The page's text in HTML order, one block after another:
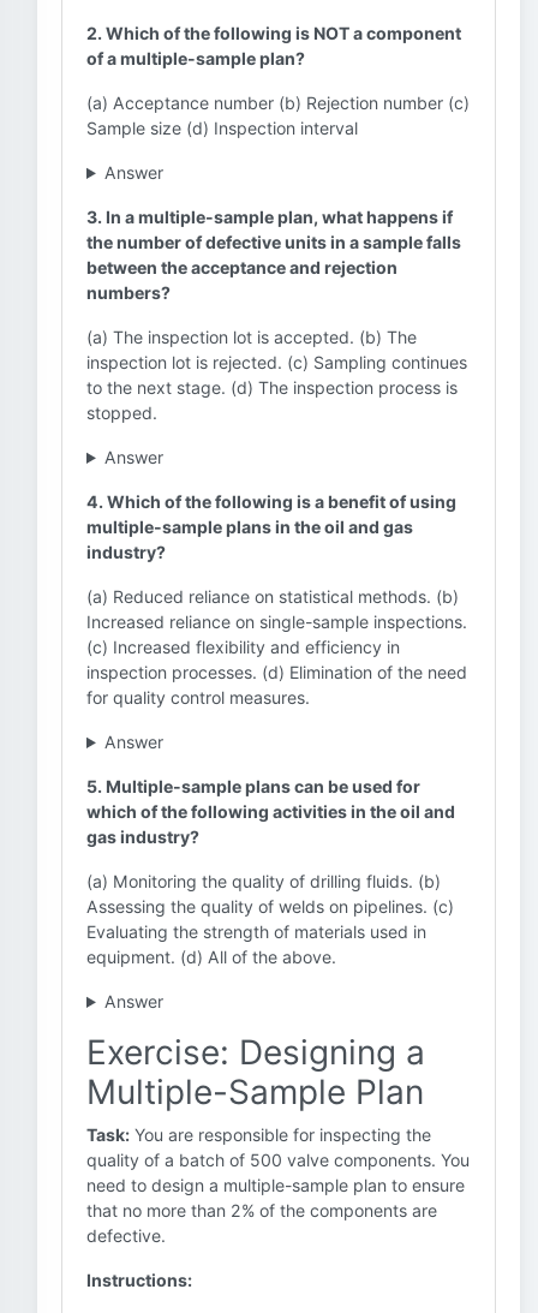
2. Which of the following is NOT a component
of a multiple-sample plan?
(a) Acceptance number (b) Rejection number (c)
Sample size (d) Inspection interval
Answer
3. In a multiple-sample plan, what happens if
the number of defective units in a sample falls
between the acceptance and rejection
numbers?
(a) The inspection lot is accepted. (b) The
inspection lot is rejected. (c) Sampling continues
to the next stage. (d) The inspection process is
stopped.
Answer
4. Which of the following is a benefit of using
multiple-sample plans in the oil and gas
industry?
(a) Reduced reliance on statistical methods. (b)
Increased reliance on single-sample inspections.
(c) Increased flexibility and efficiency in
inspection processes. (d) Elimination of the need
for quality control measures.
Answer
5. Multiple-sample plans can be used for
which of the following activities in the oil and
gas industry?
(a) Monitoring the quality of drilling fluids. (b)
Assessing the quality of welds on pipelines. (c)
Evaluating the strength of materials used in
equipment. (d) All of the above.
Answer
Exercise: Designing a
Multiple-Sample Plan
Task: You are responsible for inspecting the
quality of a batch of 500 valve components. You
need to design a multiple-sample plan to ensure
that no more than 2% of the components are
defective.
Instructions: